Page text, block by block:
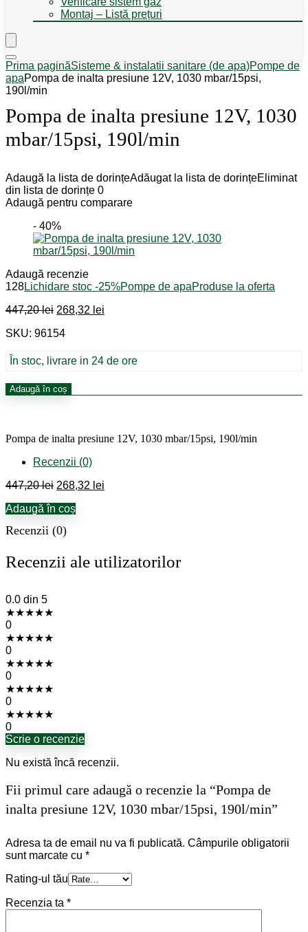
Montaj – Listă prețuri
Prima paginăSisteme & instalatii sanitare (de apa)Pompe de
apaPompa de inalta presiune 12V, 1030 mbar/15psi,
190l/min
Pompa de inalta presiune 12V, 1030
mbar/15psi, 190l/min
Adaugă la lista de dorințeAdăugat la lista de dorințeEliminat
din lista de dorințe 0
Adaugă pentru comparare
- 40%
Adaugă recenzie
128Lichidare stoc -25%Pompe de apaProduse la oferta
447,20lei Prețul
a
447,20 lei.
268,32 lei
SKU: 96154
În stoc, livrare in 24 de ore
Cantitate
presiune
1030
190l/min
Adaugă în coș
Pompa de inalta presiune 12V, 1030 mbar/15psi, 190l/min
Recenzii (0)
447,20lei Prețul
a
447,20 lei.
268,32 lei
Adaugă în coș
Recenzii (0)
Recenzii ale utilizatorilor
0.0 din 5
★★★★★
0
★★★★★
0
★★★★★
0
★★★★★
0
★★★★★
0
Scrie o recenzie
Nu există încă recenzii.
Fii primul care adaugă o recenzie la “Pompa de
inalta presiune 12V, 1030 mbar/15psi, 190l/min”
Adresa ta de email nu va fi publicată. Câmpurile obligatorii
sunt marcate cu *
Rating-ul tău
Recenzia ta *